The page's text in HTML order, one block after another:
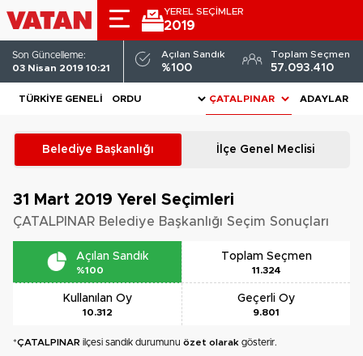
YEREL SEÇİMLER
2019
Son Güncelleme:
03 Nisan 2019 10:21
Açılan Sandık
%100
Toplam Seçmen
57.093.410
TÜRKIYE GENELI ADAYLAR
Belediye Başkanlığı İlçe Genel Meclisi
31 Mart 2019 Yerel Seçimleri
ÇATALPINAR Belediye Başkanlığı Seçim Sonuçları
Açılan Sandık
%100
Toplam Seçmen
11.324
Kullanılan Oy
10.312
Geçerli Oy
9.801
*ÇATALPINAR ilçesi sandık durumunu özet olarak gösterir.